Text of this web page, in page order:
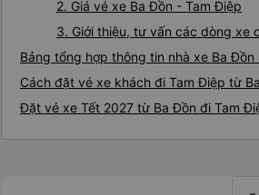
2. Giá vé xe Ba Đồn - Tam Điệp
3. Giới thiệu, tư vấn các dòng xe
Bảng tổng hợp thông tin nhà xe Ba Đồn
Cách đặt vé xe khách đi Tam Điệp từ
Đặt vé xe Tết 2027 từ Ba Đồn đi Tam